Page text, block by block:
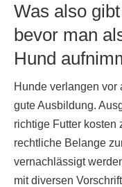
Was also
bevor man
Hund
Hunde verlangen vor
gute Ausbildung.
richtige Futter kosten
rechtliche Belange
vernachlässigt
mit diversen